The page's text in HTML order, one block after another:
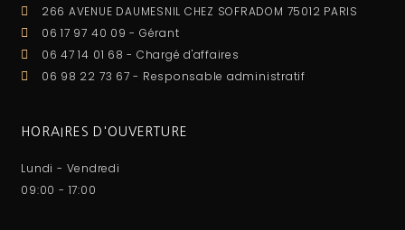
266 AVENUE DAUMESNIL CHEZ SOFRADOM 75012 PARIS
06 17 97 40 09 - Gérant
06 47 14 01 68 - Chargé d'affaires
06 98 22 73 67 - Responsable administratif
HORAIRES D'OUVERTURE
Lundi - Vendredi
09:00 - 17:00